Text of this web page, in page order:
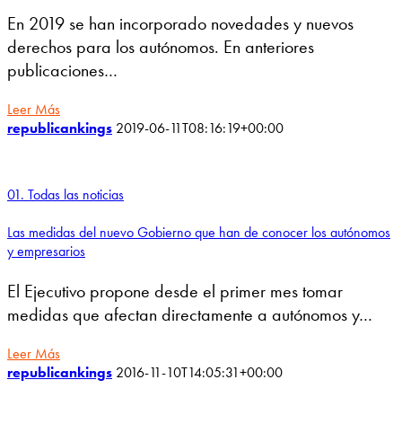
En 2019 se han incorporado novedades y nuevos
derechos para los autónomos. En anteriores
publicaciones…
Leer Más
republicankings 2019-06-11T08:16:19+00:00
01. Todas las noticias
Las medidas del nuevo Gobierno que han de conocer los autónomos
y empresarios
El Ejecutivo propone desde el primer mes tomar
medidas que afectan directamente a autónomos y…
Leer Más
republicankings 2016-11-10T14:05:31+00:00